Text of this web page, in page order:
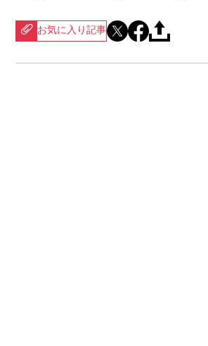
お気に入り記事